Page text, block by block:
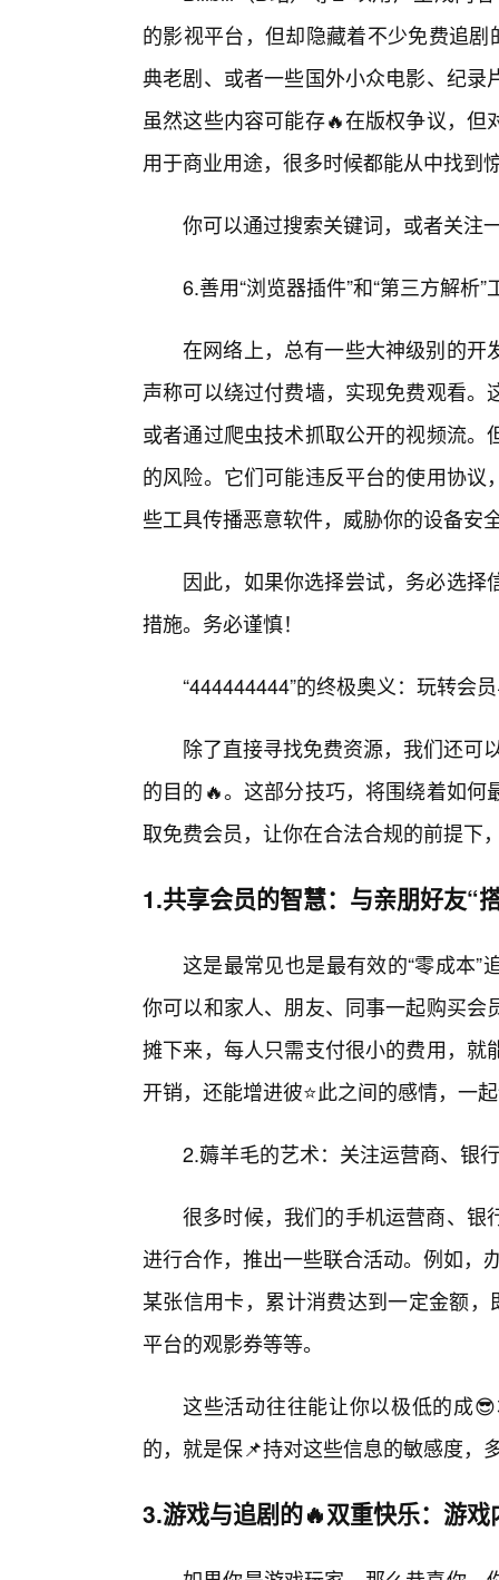
的影视平台，但却隐藏着不少免费追
典老剧、或者一些国外小众电影、纪
虽然这些内容可能存🔥在版权争议，
用于商业用途，很多时候都能从中找到
你可以通过搜索关键词，或者关注
6.善用“浏览器插件”和“第三方解析
在网络上，总有一些大神级别的开
声称可以绕过付费墙，实现免费观看
或者通过爬虫技术抓取公开的视频流
的风险。它们可能违反平台的使用协
些工具传播恶意软件，威胁你的设备安
因此，如果你选择尝试，务必选
措施。务必谨慎！
“444444444”的终极奥义：玩转会
除了直接寻找免费资源，我们还可
的目的🔥。这部分技巧，将围绕着如
取免费会员，让你在合法合规的前提下
1.共享会员的智慧：与亲朋好友“
这是最常见也是最有效的“零成本
你可以和家人、朋友、同事一起购买
摊下来，每人只需支付很小的费用，
开销，还能增进彼⭐此之间的感情，一
2.薅羊毛的艺术：关注运营商、银
很多时候，我们的手机运营商、银
进行合作，推出一些联合活动。例如，
某张信用卡，累计消费达到一定金额
平台的观影券等等。
这些活动往往能让你以极低的成
的，就是保📌持对这些信息的敏感度，
3.游戏与追剧的🔥双重快乐：游